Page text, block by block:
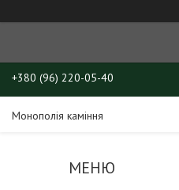
+380 (96) 220-05-40
Монополія каміння